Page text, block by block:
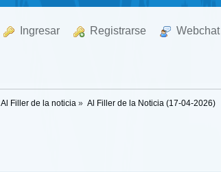
Ingresar Registrarse Webchat
Al Filler de la noticia » Al Filler de la Noticia (17-04-2026)